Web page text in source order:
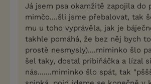
Já jsem psa okamžitě zapojila do
mimčo....šli jsme přebalovat, tak
mu u toho vyprávěla, jak je
takhle pomáhá, že bez něj bych
prostě nesmysly)....miminko šlo
šel taky, dostal pribiňáčka a lízal
nás.......miminko šlo spát, tak